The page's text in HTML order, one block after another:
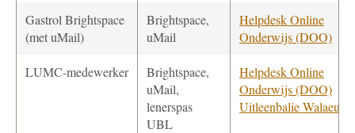
Gastrol Brightspace
(met uMail)
Brightspace,
uMail
Helpdesk Online
Onderwijs (DOO)
LUMC-medewerker
Brightspace,
uMail,
lenerspas
UBL
Helpdesk Online
Onderwijs (DOO)
Uitleenbalie Walaeus